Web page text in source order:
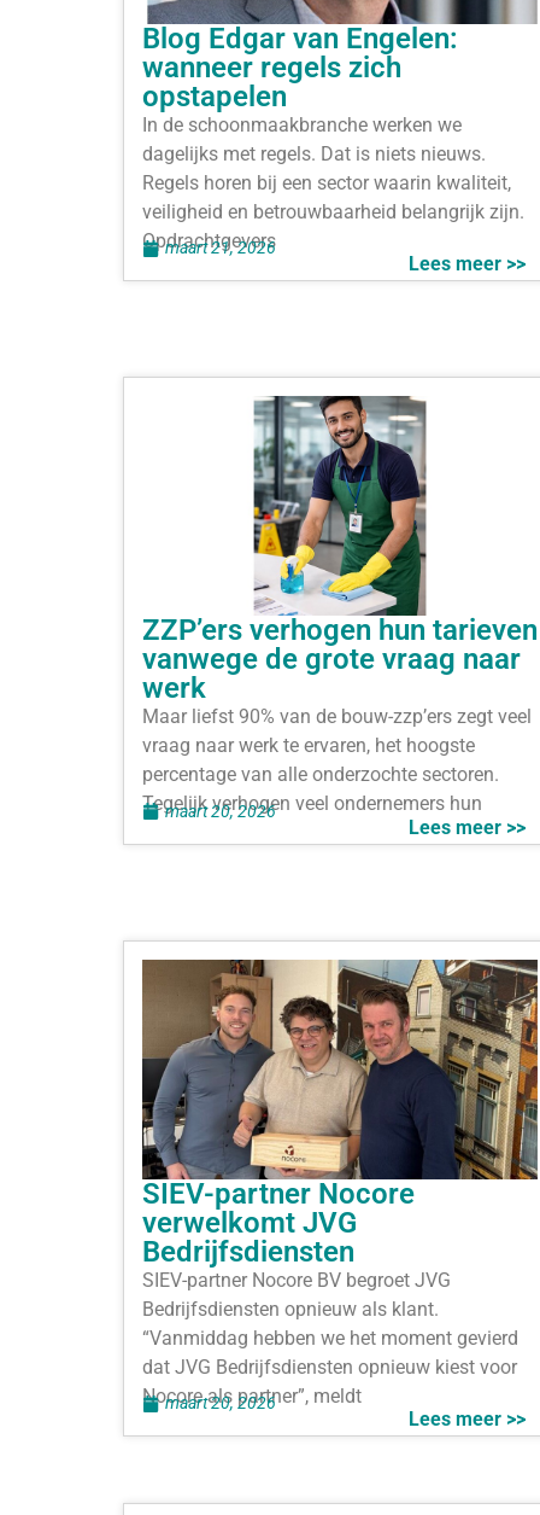
Blog Edgar van Engelen:
wanneer regels zich
opstapelen
In de schoonmaakbranche werken we
dagelijks met regels. Dat is niets nieuws.
Regels horen bij een sector waarin kwaliteit,
veiligheid en betrouwbaarheid belangrijk zijn.
Opdrachtgevers
Lees meer >>
maart 21, 2026
ZZP’ers verhogen hun tarieven
vanwege de grote vraag naar
werk
Maar liefst 90% van de bouw-zzp’ers zegt veel
vraag naar werk te ervaren, het hoogste
percentage van alle onderzochte sectoren.
Tegelijk verhogen veel ondernemers hun
Lees meer >>
maart 20, 2026
SIEV-partner Nocore
verwelkomt JVG
Bedrijfsdiensten
SIEV-partner Nocore BV begroet JVG
Bedrijfsdiensten opnieuw als klant.
“Vanmiddag hebben we het moment gevierd
dat JVG Bedrijfsdiensten opnieuw kiest voor
Nocore als partner”, meldt
Lees meer >>
maart 20, 2026